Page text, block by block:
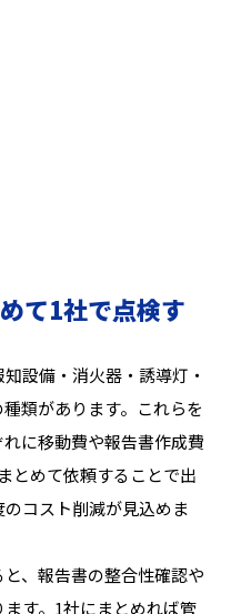
て1社で点検す
設備・消火器・誘導灯・
類があります。これらを
に移動費や報告書作成費
とめて依頼することで出
コスト削減が見込めま
、報告書の整合性確認や
す。1社にまとめれば管